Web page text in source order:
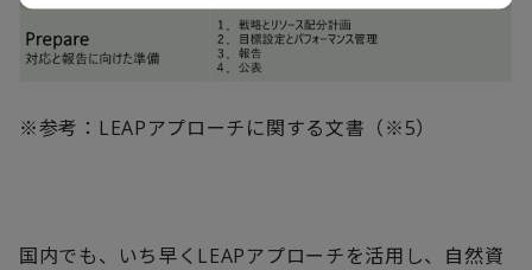
※参考： LEAPアプローチに関する文書（※5）
国内でも、いち早く LEAPアプローチを活用し、自然資